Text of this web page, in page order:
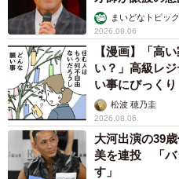
まいどなトピック
2026.08.06
【漫画】「高
い？」高級レ
い事にびっく
松波 穂乃圭
2026.08.06
大河出演の39
美を連投 「バ
す」